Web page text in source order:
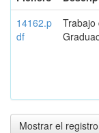
14162.p
df
Trabajo
Mostrar el